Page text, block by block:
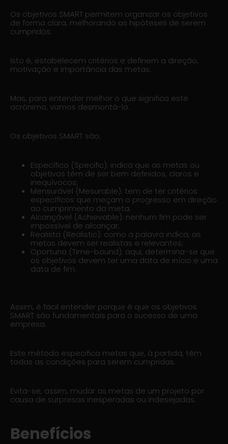
Os objetivos SMART permitem organizar os objetivos
de forma clara, melhorando as hipóteses de serem
cumpridos.
Isto é, estabelecem critérios e definem a direção,
motivação e importância das metas.
Mas, para entender melhor o que significa este
acrónimo, vamos desmontá-lo.
Os objetivos SMART são:
Específico (Specific): indica que as metas ou
objetivos têm de ser bem definidos, claros e
inequívocos;
Mensurável (Mesurable): tem de ter critérios
específicos que meçam o progresso em direção
ao cumprimento da meta;
Alcançável (Achievable): nenhum fim pode ser
impossível de alcançar;
Realista (Realistic): como a palavra indica, as
metas devem ser realistas e relevantes;
Oportuna (Time-bound): aqui, determina-se que
os objetivos devem ter uma data de início e uma
data de fim.
Assim, é fácil entender porque é que os objetivos
SMART são fundamentais para o sucesso de uma
empresa.
Este método especifica metas que, à partida, têm
todas as condições para serem cumpridas.
Evita-se, assim, mudar as metas de um projeto por
causa de surpresas inesperadas ou indesejadas.
Benefícios